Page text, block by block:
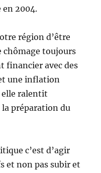
en 2004.
région d’être
chômage toujours
financier avec des
une inflation
elle ralentit
préparation du
c’est d’agir
et non pas subir et